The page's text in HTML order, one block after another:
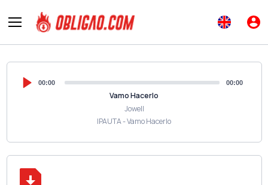
00:00 00:00
Vamo Hacerlo
Jowell
IPAUTA - Vamo Hacerlo